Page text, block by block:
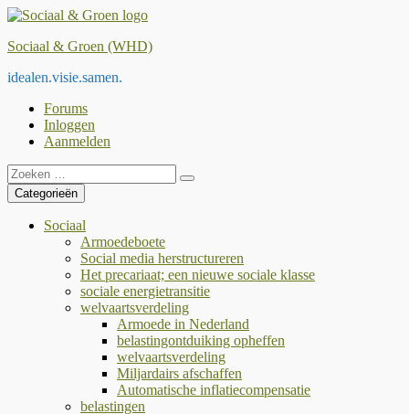
Ga
de
Sociaal & Groen (WHD)
idealen.visie.samen.
Forums
Inloggen
Aanmelden
Zoeken
naar:
Zoeken
Categorieën
Sociaal
Armoedeboete
Social media herstructureren
Het precariaat; een nieuwe sociale klasse
sociale energietransitie
welvaartsverdeling
Armoede in Nederland
belastingontduiking opheffen
welvaartsverdeling
Miljardairs afschaffen
Automatische inflatiecompensatie
belastingen